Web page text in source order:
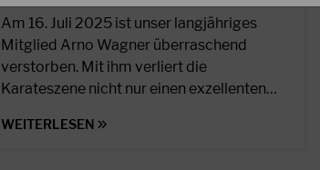
Am 16. Juli 2025 ist unser langjähriges
Mitglied Arno Wagner überraschend
verstorben. Mit ihm verliert die
Karateszene nicht nur einen exzellenten…
WEITERLESEN